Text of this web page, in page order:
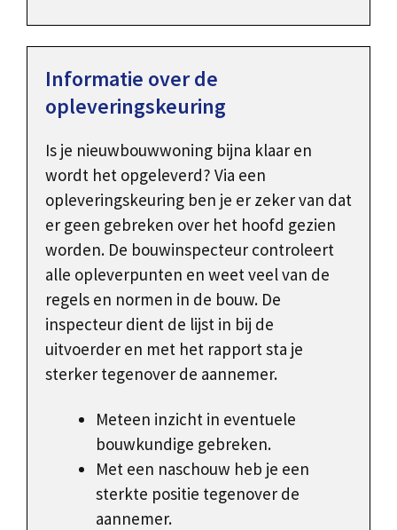
Informatie over de
opleveringskeuring
Is je nieuwbouwwoning bijna klaar en
wordt het opgeleverd? Via een
opleveringskeuring ben je er zeker van dat
er geen gebreken over het hoofd gezien
worden. De bouwinspecteur controleert
alle opleverpunten en weet veel van de
regels en normen in de bouw. De
inspecteur dient de lijst in bij de
uitvoerder en met het rapport sta je
sterker tegenover de aannemer.
Meteen inzicht in eventuele
bouwkundige gebreken.
Met een naschouw heb je een
sterkte positie tegenover de
aannemer.